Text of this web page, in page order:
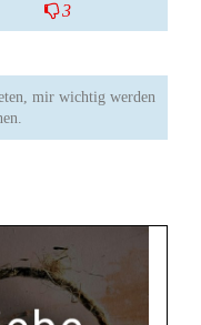
3
mir wichtig werden